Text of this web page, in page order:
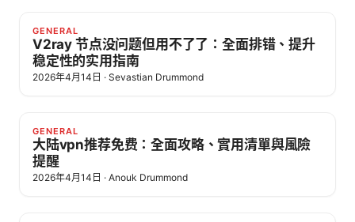
GENERAL
V2ray 节点没问题但用不了了：全面排错、提升
稳定性的实用指南
2026年4月14日 · Sevastian Drummond
GENERAL
大陆vpn推荐免费：全面攻略、實用清單與風險
提醒
2026年4月14日 · Anouk Drummond